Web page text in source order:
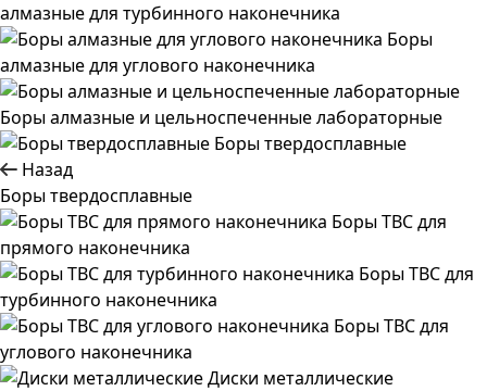
алмазные для турбинного наконечника
Боры
алмазные для углового наконечника
Боры алмазные и цельноспеченные лабораторные
Боры твердосплавные
Назад
Боры твердосплавные
Боры ТВС для
прямого наконечника
Боры ТВС для
турбинного наконечника
Боры ТВС для
углового наконечника
Диски металлические